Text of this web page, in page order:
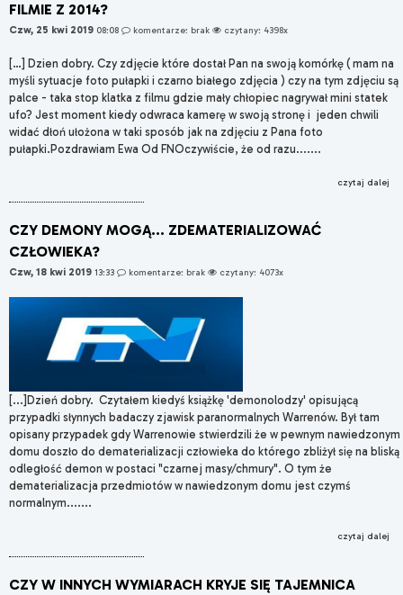
FILMIE Z 2014?
Czw, 25 kwi 2019 08:08 komentarze: brak czytany: 4398x
[…] Dzien dobry. Czy zdjęcie które dostał Pan na swoją komórkę ( mam na
myśli sytuacje foto pułapki i czarno białego zdjęcia ) czy na tym zdjęciu są
palce - taka stop klatka z filmu gdzie mały chłopiec nagrywał mini statek
ufo? Jest moment kiedy odwraca kamerę w swoją stronę i jeden chwili
widać dłoń ułożona w taki sposób jak na zdjęciu z Pana foto
pułapki.Pozdrawiam Ewa Od FNOczywiście, że od razu.......
czytaj dalej
CZY DEMONY MOGĄ... ZDEMATERIALIZOWAĆ
CZŁOWIEKA?
Czw, 18 kwi 2019 13:33 komentarze: brak czytany: 4073x
[...]Dzień dobry. Czytałem kiedyś książkę 'demonolodzy' opisującą
przypadki słynnych badaczy zjawisk paranormalnych Warrenów. Był tam
opisany przypadek gdy Warrenowie stwierdzili że w pewnym nawiedzonym
domu doszło do dematerializacji człowieka do którego zbliżył się na bliską
odległość demon w postaci "czarnej masy/chmury". O tym że
dematerializacja przedmiotów w nawiedzonym domu jest czymś
normalnym.......
czytaj dalej
CZY W INNYCH WYMIARACH KRYJE SIĘ TAJEMNICA